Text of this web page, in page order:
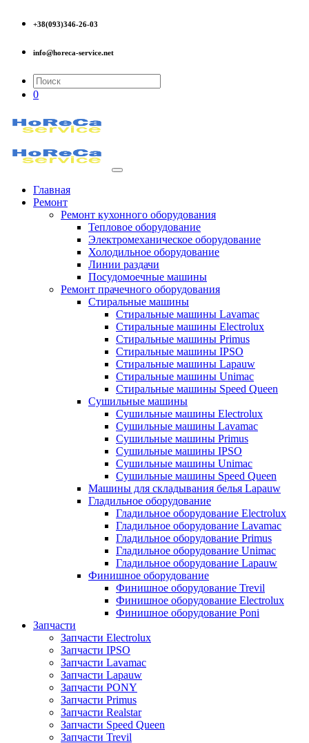
+38(093)346-26-03
info@horeca-service.net
0
Главная
Ремонт
Ремонт кухонного оборудования
Тепловое оборудование
Электромеханическое оборудование
Холодильное оборудование
Линии раздачи
Посудомоечные машины
Ремонт прачечного оборудования
Стиральные машины
Стиральные машины Lavamac
Стиральные машины Electrolux
Стиральные машины Primus
Стиральные машины IPSO
Стиральные машины Lapauw
Стиральные машины Unimac
Стиральные машины Speed Queen
Сушильные машины
Сушильные машины Electrolux
Сушильные машины Lavamac
Сушильные машины Primus
Сушильные машины IPSO
Сушильные машины Unimac
Сушильные машины Speed Queen
Машины для складывания белья Lapauw
Гладильное оборудование
Гладильное оборудование Electrolux
Гладильное оборудование Lavamac
Гладильное оборудование Primus
Гладильное оборудование Unimac
Гладильное оборудование Lapauw
Финишное оборудование
Финишное оборудование Trevil
Финишное оборудование Electrolux
Финишное оборудование Poni
Запчасти
Запчасти Electrolux
Запчасти IPSO
Запчасти Lavamac
Запчасти Lapauw
Запчасти PONY
Запчасти Primus
Запчасти Realstar
Запчасти Speed Queen
Запчасти Trevil